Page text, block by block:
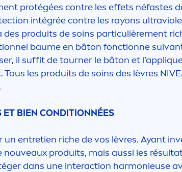
t protégées contre les effets néfastes
ion intégrée contre les rayons
produits de soins particulièrement
baume en bâton fonctionne
il suffit de tourner le bâton et l’appliq
Tous les produits de soins des lèvres
ET BIEN CONDITIONNÉES
entretien riche de vos lèvres. Ayant
nouveaux produits, mais aussi les
dans une interaction harmonieuse